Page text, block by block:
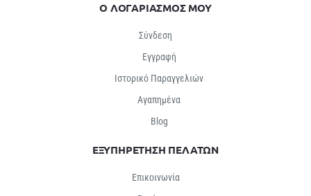
Ο ΛΟΓΑΡΙΑΣΜΟΣ ΜΟΥ
Σύνδεση
Εγγραφή
Ιστορικό Παραγγελιών
Αγαπημένα
Βlog
ΕΞΥΠΗΡΕΤΗΣΗ ΠΕΛΑΤΩΝ
Επικοινωνία